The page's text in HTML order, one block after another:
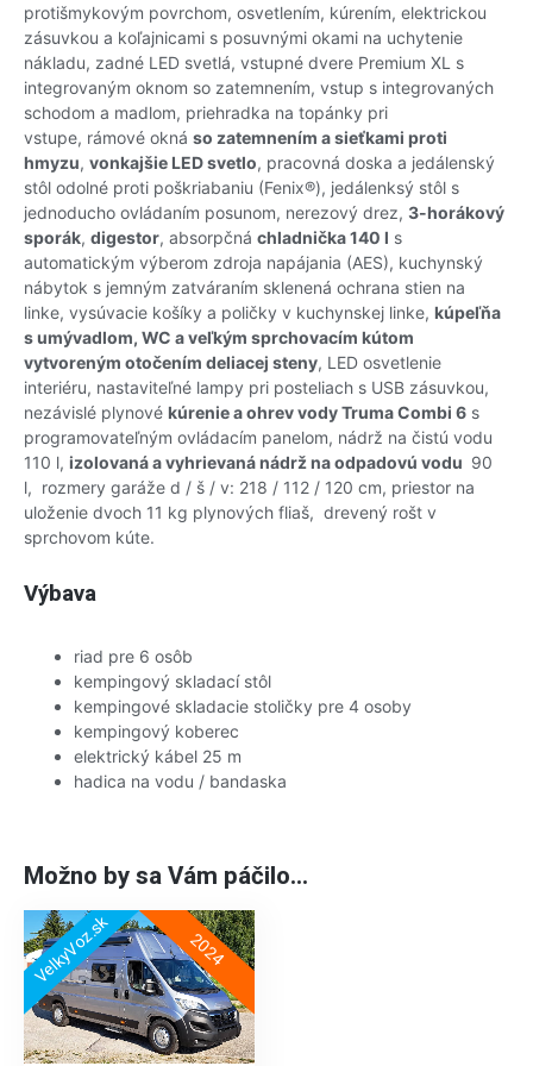
protišmykovým povrchom, osvetlením, kúrením, elektrickou
zásuvkou a koľajnicami s posuvnými okami na uchytenie
nákladu, zadné LED svetlá, vstupné dvere Premium XL s
integrovaným oknom so zatemnením, vstup s integrovaných
schodom a madlom, priehradka na topánky pri
vstupe, rámové okná so zatemnením a sieťkami proti
hmyzu, vonkajšie LED svetlo, pracovná doska a jedálenský
stôl odolné proti poškriabaniu (Fenix®), jedálenksý stôl s
jednoducho ovládaním posunom, nerezový drez, 3-horákový
sporák, digestor, absorpčná chladnička 140 l s
automatickým výberom zdroja napájania (AES), kuchynský
nábytok s jemným zatváraním sklenená ochrana stien na
linke, vysúvacie košíky a poličky v kuchynskej linke, kúpeľňa
s umývadlom, WC a veľkým sprchovacím kútom
vytvoreným otočením deliacej steny, LED osvetlenie
interiéru, nastaviteľné lampy pri posteliach s USB zásuvkou,
nezávislé plynové kúrenie a ohrev vody Truma Combi 6 s
programovateľným ovládacím panelom, nádrž na čistú vodu
110 l, izolovaná a vyhrievaná nádrž na odpadovú vodu 90
l, rozmery garáže d / š / v: 218 / 112 / 120 cm, priestor na
uloženie dvoch 11 kg plynových fliaš, drevený rošt v
sprchovom kúte.
Výbava
riad pre 6 osôb
kempingový skladací stôl
kempingové skladacie stoličky pre 4 osoby
kempingový koberec
elektrický kábel 25 m
hadica na vodu / bandaska
Možno by sa Vám páčilo…
2024
VelkyVoz.sk